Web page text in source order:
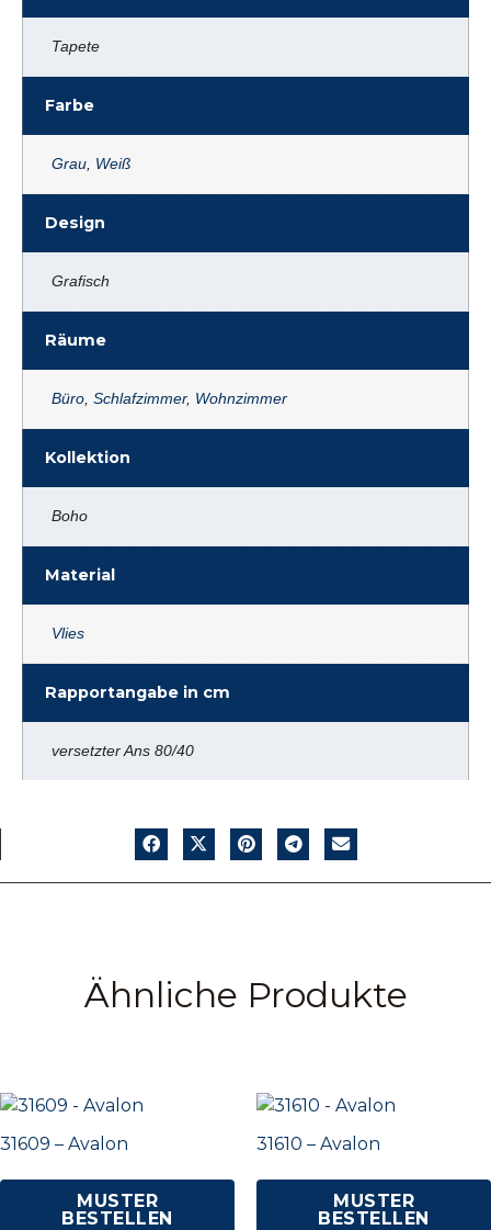
Tapete
Farbe
Grau, Weiß
Design
Grafisch
Räume
Büro, Schlafzimmer, Wohnzimmer
Kollektion
Boho
Material
Vlies
Rapportangabe in cm
versetzter Ans 80/40
Ähnliche Produkte
31609 – Avalon
MUSTER
BESTELLEN
31610 – Avalon
MUSTER
BESTELLEN